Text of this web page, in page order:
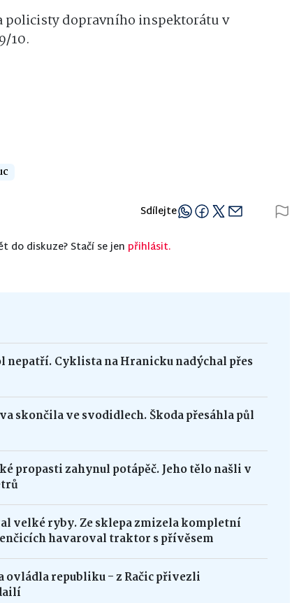
policisty dopravního inspektorátu v
10.
Sdílejte
do diskuze? Stačí se jen přihlásit.
Cyklista na Hranicku nadýchal přes
skončila ve svodidlech. Škoda přesáhla půl
propasti zahynul potápěč. Jeho tělo našli v
velké ryby. Ze sklepa zmizela kompletní
havaroval traktor s přívěsem
republiku - z Račic přivezli